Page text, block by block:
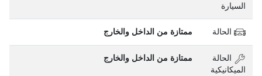
السيارة
الحالة ممتازة من الداخل والخارج
الحالة
الميكانيكية
ممتازة من الداخل والخارج